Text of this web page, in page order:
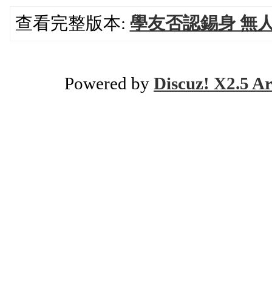
查看完整版本: 學友否認錫身 無
Powered by Discuz! X2.5